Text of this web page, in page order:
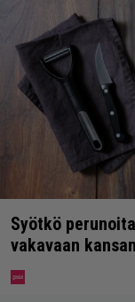
Syötkö
vakavaan